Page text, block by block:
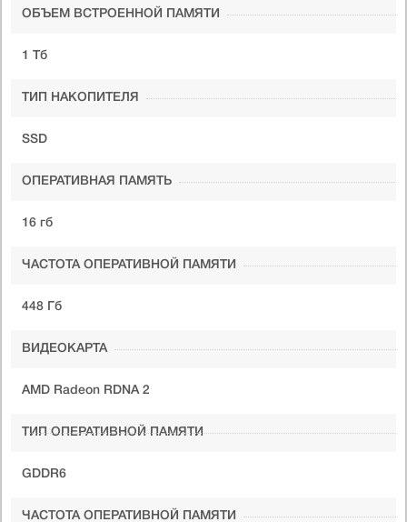
ОБЪЕМ ВСТРОЕННОЙ ПАМЯТИ
1 Тб
ТИП НАКОПИТЕЛЯ
SSD
ОПЕРАТИВНАЯ ПАМЯТЬ
16 гб
ЧАСТОТА ОПЕРАТИВНОЙ ПАМЯТИ
448 Гб
ВИДЕОКАРТА
AMD Radeon RDNA 2
ТИП ОПЕРАТИВНОЙ ПАМЯТИ
GDDR6
ЧАСТОТА ОПЕРАТИВНОЙ ПАМЯТИ